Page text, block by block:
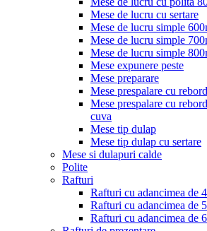
Mese de lucru cu sertare
Mese de lucru simple
Mese de lucru simple
Mese de lucru simple
Mese expunere peste
Mese preparare
Mese prespalare cu
Mese prespalare cu
cuva
Mese tip dulap
Mese tip dulap cu sertare
Mese si dulapuri calde
Polite
Rafturi
Rafturi cu adancimea de
Rafturi cu adancimea de
Rafturi cu adancimea de